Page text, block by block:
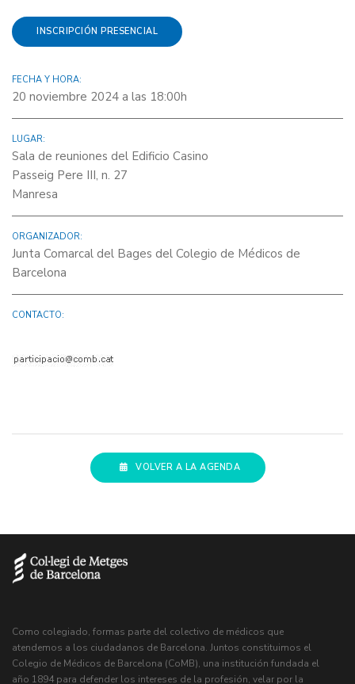
INSCRIPCIÓN PRESENCIAL
FECHA Y HORA:
20 noviembre 2024 a las 18:00h
LUGAR:
Sala de reuniones del Edificio Casino
Passeig Pere III, n. 27
Manresa
ORGANIZADOR:
Junta Comarcal del Bages del Colegio de Médicos de
Barcelona
CONTACTO:
VOLVER A LA AGENDA
Como colegiado, formas parte del colectivo de médicos que
atendemos a los ciudadanos de Barcelona. Juntos constituimos el
Colegio de Médicos de Barcelona (CoMB), una institución fundada el
año 1894 para defender los intereses de la profesión, velar por la